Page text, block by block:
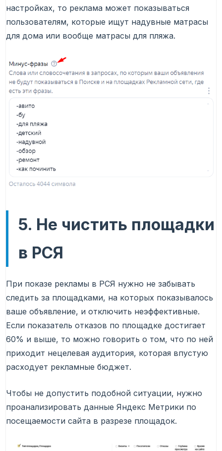
настройках, то реклама может показываться
пользователям, которые ищут надувные матрасы
для дома или вообще матрасы для пляжа.
5. Не чистить площадки
в РСЯ
При показе рекламы в РСЯ нужно не забывать
следить за площадками, на которых показывалось
ваше объявление, и отключить неэффективные.
Если показатель отказов по площадке достигает
60% и выше, то можно говорить о том, что по ней
приходит нецелевая аудитория, которая впустую
расходует рекламные бюджет.
Чтобы не допустить подобной ситуации, нужно
проанализировать данные Яндекс Метрики по
посещаемости сайта в разрезе площадок.